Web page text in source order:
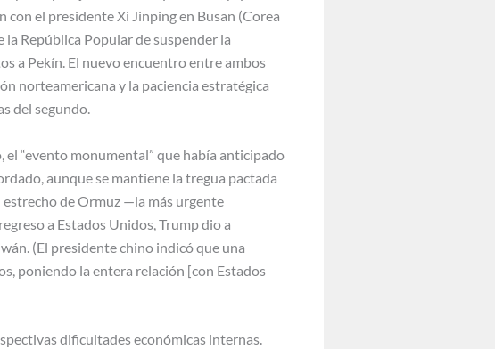
el presidente Xi Jinping en Busan (Corea
la República Popular de suspender la
a Pekín. El nuevo encuentro entre ambos
norteamericana y la paciencia estratégica
del segundo.
el “evento monumental” que había anticipado
aunque se mantiene la tregua pactada
de Ormuz —la más urgente
a Estados Unidos, Trump dio a
(El presidente chino indicó que una
poniendo la entera relación [con Estados
dificultades económicas internas.